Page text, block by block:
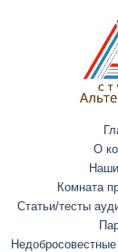
О
Комната
Статьи/тесты